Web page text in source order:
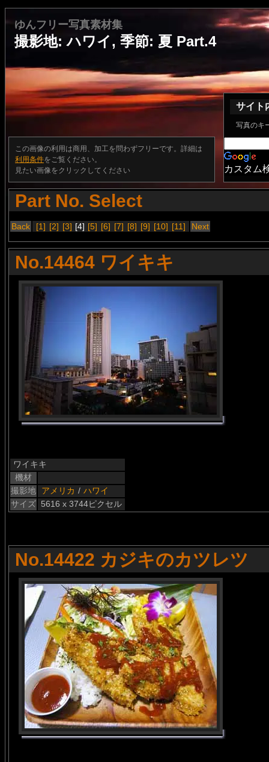
ゆんフリー写真素材集
撮影地: ハワイ, 季節: 夏 Part.4
この画像の利用は商用、加工を問わずフリーです。詳細は
利用条件をご覧ください。
見たい画像をクリックしてください
サイト
写真のキ
カスタム
Part No. Select
Back [1] [2] [3] [4] [5] [6] [7] [8] [9] [10] [11] Next
No.14464 ワイキキ
ワイキキ
機材
撮影地
アメリカ / ハワイ
サイズ 5616 x 3744ピクセル
No.14422 カジキのカツレツ